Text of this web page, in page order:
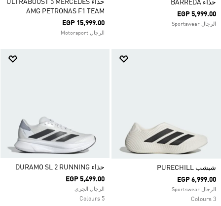
حذاء BARREDA
EGP 5,999.00
الرجال Sportswear
حذاء ULTRABOOST 5 MERCEDES
AMG PETRONAS F1 TEAM
EGP 15,999.00
الرجال Motorsport
شبشب PURECHILL
EGP 6,999.00
الرجال Sportswear
3 Colours
حذاء DURAMO SL 2 RUNNING
EGP 5,499.00
الرجال الجري
5 Colours